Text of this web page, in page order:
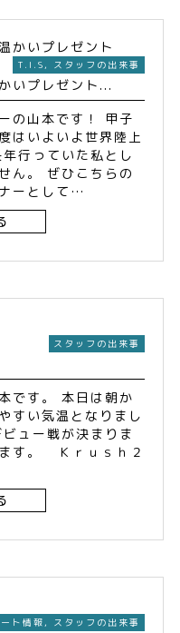
T.I.S , スタッフの出来事
いプレゼント...
の山本です！ 甲子
はいよいよ世界陸上
行っていた私とし
ん。 ぜひこちらの
ーとして…
スタッフの出来事
です。 本日は朝か
すい気温となりまし
ュー戦が決まりま
す。 Ｋｒｕｓｈ２
ト情報 , スタッフの出来事